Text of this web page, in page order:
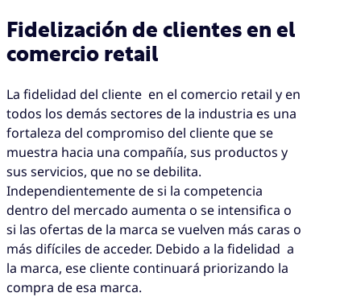
Fidelización de clientes en el
comercio retail
La fidelidad del cliente en el comercio retail y en
todos los demás sectores de la industria es una
fortaleza del compromiso del cliente que se
muestra hacia una compañía, sus productos y
sus servicios, que no se debilita.
Independientemente de si la competencia
dentro del mercado aumenta o se intensifica o
si las ofertas de la marca se vuelven más caras o
más difíciles de acceder. Debido a la fidelidad a
la marca, ese cliente continuará priorizando la
compra de esa marca.